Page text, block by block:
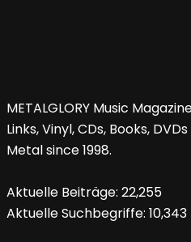
METALGLORY Music
Links, Vinyl, CDs, Books,
Metal since 1998.
Aktuelle Beiträge: 22,255
Aktuelle Suchbegriffe: 10,343